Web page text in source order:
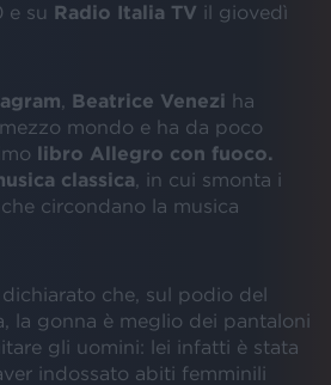
e su Radio Italia TV il giovedì
Beatrice Venezi ha
mondo e ha da poco
libro Allegro con fuoco.
classica , in cui smonta i
circondano la musica
dichiarato che, sul podio del
la gonna è meglio dei pantaloni
gli uomini: lei infatti è stata
indossato abiti femminili